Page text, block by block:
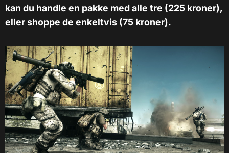
kan du handle en pakke med alle tre (225 kroner),
eller shoppe de enkeltvis (75 kroner).